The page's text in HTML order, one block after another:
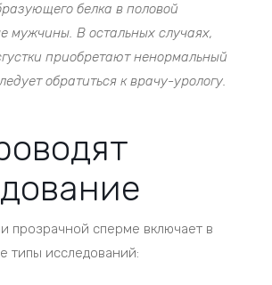
белка в половой
мужчины. В остальных случаях,
приобретают ненормальный
обратиться к врачу-урологу.
прозрачной сперме включает в
типы исследований: